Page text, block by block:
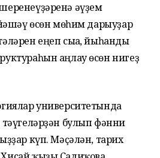
әүҙем
өсөн мөһим дарыуҙар
еңеп сыға, йыһанды
аңлау өсөн нигеҙ
университетында
тәүгеләрҙән булып фәнни
күп. Мәҫәлән, тарих